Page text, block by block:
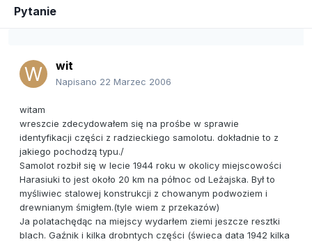
Pytanie
wit
Napisano 22 Marzec 2006
witam
wreszcie zdecydowałem się na prośbe w sprawie
identyfikacji części z radzieckiego samolotu. dokładnie to z
jakiego pochodzą typu./
Samolot rozbił się w lecie 1944 roku w okolicy miejscowości
Harasiuki to jest około 20 km na północ od Leżajska. Był to
myśliwiec stalowej konstrukcji z chowanym podwoziem i
drewnianym śmigłem.(tyle wiem z przekazów)
Ja polatachędąc na miejscy wydarłem ziemi jeszcze resztki
blach. Gaźnik i kilka drobntych części (świeca data 1942 kilka